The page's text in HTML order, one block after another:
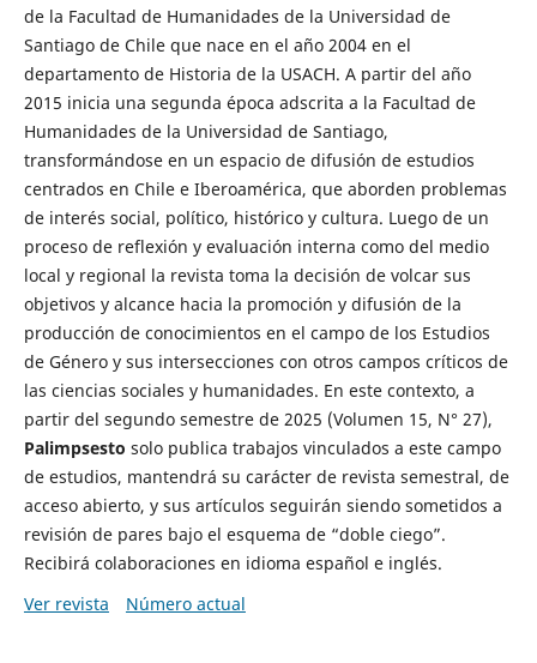
de la Facultad de Humanidades de la Universidad de
Santiago de Chile que nace en el año 2004 en el
departamento de Historia de la USACH. A partir del año
2015 inicia una segunda época adscrita a la Facultad de
Humanidades de la Universidad de Santiago,
transformándose en un espacio de difusión de estudios
centrados en Chile e Iberoamérica, que aborden problemas
de interés social, político, histórico y cultura. Luego de un
proceso de reflexión y evaluación interna como del medio
local y regional la revista toma la decisión de volcar sus
objetivos y alcance hacia la promoción y difusión de la
producción de conocimientos en el campo de los Estudios
de Género y sus intersecciones con otros campos críticos de
las ciencias sociales y humanidades. En este contexto, a
partir del segundo semestre de 2025 (Volumen 15, N° 27),
Palimpsesto solo publica trabajos vinculados a este campo
de estudios, mantendrá su carácter de revista semestral, de
acceso abierto, y sus artículos seguirán siendo sometidos a
revisión de pares bajo el esquema de “doble ciego”.
Recibirá colaboraciones en idioma español e inglés.
Ver revista
Número actual